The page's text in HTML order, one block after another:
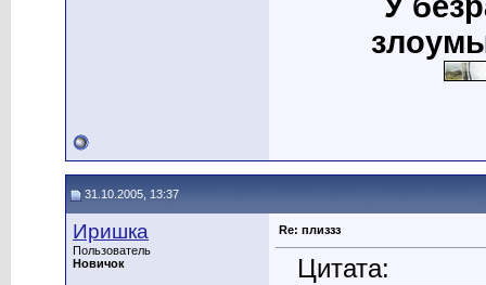
31.10.2005, 13:37
Иришка
Пользователь
Новичок
Re: плиззз
Цитата: